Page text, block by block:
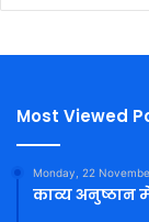
Most Viewed
Monday, 22
काव्य अनुष्ठान